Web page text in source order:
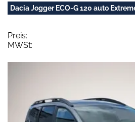
Dacia Jogger ECO-G 120 auto
Preis:
MWSt: